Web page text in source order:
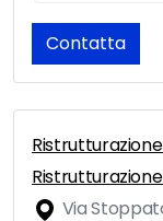
Contatta
Via